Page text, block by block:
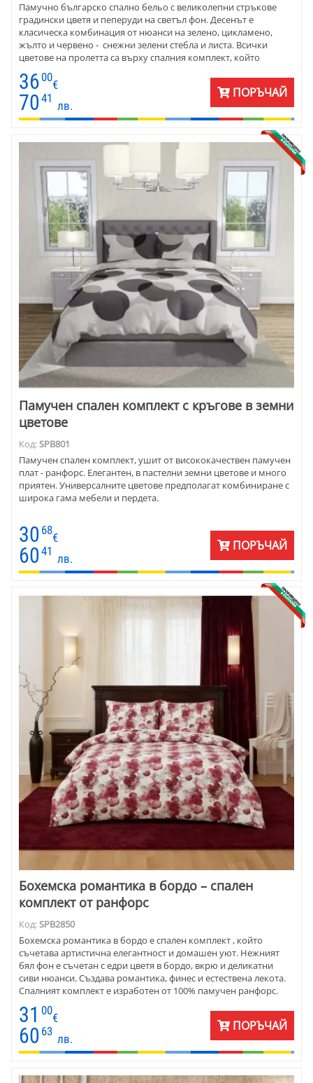
Памучно българско спално бельо с великолепни стръкове
градински цветя и пеперуди на светъл фон. Десенът е
класическа комбинация от нюанси на зелено, цикламено,
жълто и червено - снежни зелени стебла и листа. Всички
цветове на пролетта са върху спалния комплект, който
предлагаме. Комбинирайте го с подходящи едноцветни
калъфки за възглавници и чаршафи.
36 00
€
7041
лв.
ПОРЪЧАЙ
Памучен спален комплект с кръгове в земни
цветове
Код:SPB801
Памучен спален комплект, ушит от висококачествен памучен
плат - ранфорс. Елегантен, в пастелни земни цветове и много
приятен. Универсалните цветове предполагат комбиниране с
широка гама мебели и пердета.
30 68
€
6041
лв.
ПОРЪЧАЙ
Бохемска романтика в бордо – спален
комплект от ранфорс
Код:SPB2850
Бохемска романтика в бордо е спален комплект , който
съчетава артистична елегантност и домашен уют. Нежният
бял фон е съчетан с едри цветя в бордо, вкрю и деликатни
сиви нюанси. Създава романтика, финес и естествена лекота.
Спалният комплект е изработен от 100% памучен ранфорс.
Материята е дишаща, мека и издръжлива, подходяща за
целогодишна употреба. Предлага се в разнообразни размери
и комбинации, така че да е подходяща за всяка спалня.
Бохемска романтика в бордо е избор за хора, които ценят
стилния дизайн, качеството и спокойствието в дома.
31 00
€
60 63
лв.
ПОРЪЧАЙ